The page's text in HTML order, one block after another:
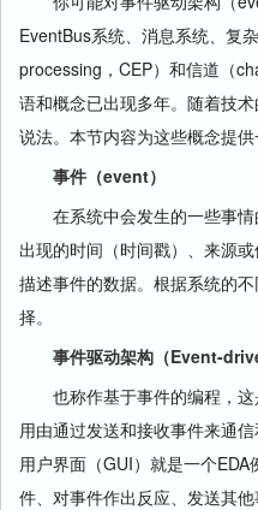
EventBus系统、消息系统、复
processing，CEP）和信道（
语和概念已出现多年。随着技
说法。本节内容为这些概念提供
事件（event）
在系统中会发生的一些事情
出现的时间（时间戳）、来源
描述事件的数据。根据系统的
择。
事件驱动架构（Event-
也称作基于事件的编程，这
用由通过发送和接收事件来通
用户界面（GUI）就是一个
件、对事件作出反应、发送其